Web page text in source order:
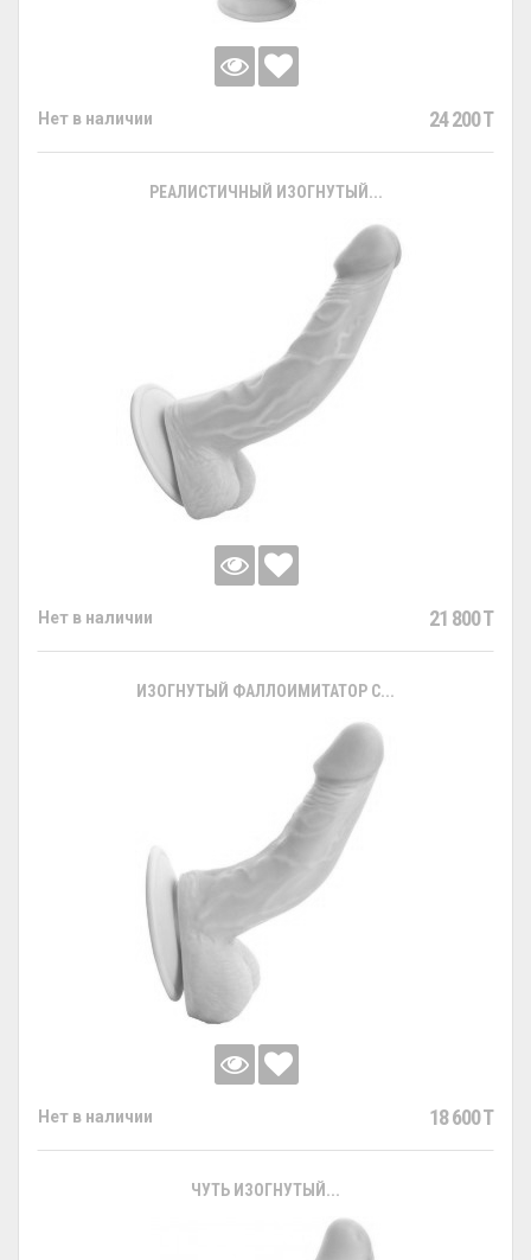
Нет в наличии 24 200 T
РЕАЛИСТИЧНЫЙ ИЗОГНУТЫЙ...
Нет в наличии 21 800 T
ИЗОГНУТЫЙ ФАЛЛОИМИТАТОР С...
Нет в наличии 18 600 T
ЧУТЬ ИЗОГНУТЫЙ...